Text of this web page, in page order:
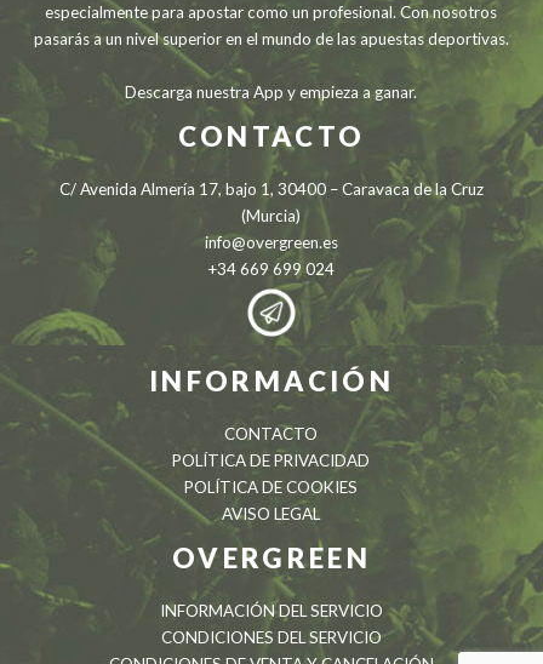
especialmente para apostar como un profesional. Con nosotros
pasarás a un nivel superior en el mundo de las apuestas deportivas.
Descarga nuestra App y empieza a ganar.
CONTACTO
C/ Avenida Almería 17, bajo 1, 30400 – Caravaca de la Cruz
(Murcia)
info@overgreen.es
+34 669 699 024
INFORMACIÓN
CONTACTO
POLÍTICA DE PRIVACIDAD
POLÍTICA DE COOKIES
AVISO LEGAL
OVERGREEN
INFORMACIÓN DEL SERVICIO
CONDICIONES DEL SERVICIO